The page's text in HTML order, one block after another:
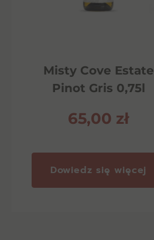
Misty Cove Estate
Pinot Gris 0,75l
65,00 zł
Dowiedz się więcej